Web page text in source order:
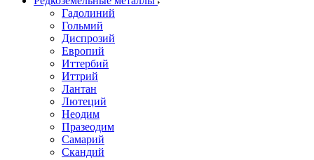
Гадолиний
Гольмий
Диспрозий
Европий
Иттербий
Иттрий
Лантан
Лютеций
Неодим
Празеодим
Самарий
Скандий